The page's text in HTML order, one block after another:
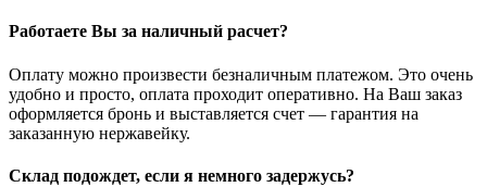
Работаете Вы за наличный расчет?
Оплату можно произвести безналичным платежом. Это очень
удобно и просто, оплата проходит оперативно. На Ваш заказ
оформляется бронь и выставляется счет — гарантия на
заказанную нержавейку.
Склад подождет, если я немного задержусь?